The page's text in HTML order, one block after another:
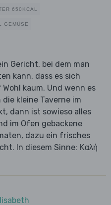
650KCAL
GEMÜSE
Gericht, bei dem man
kann, dass es sich
kaum. Und wenn es
kleine Taverne im
dann ist sowieso alles
im Ofen gebackene
dazu ein frisches
In diesem Sinne: Καλή